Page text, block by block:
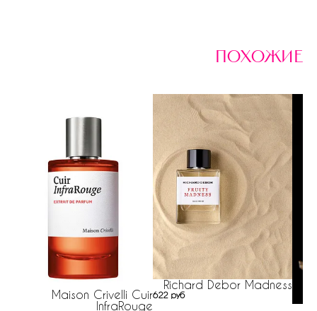
похожие
Maison Crivelli Cuir
InfraRouge
Richard Debor Madness
622 руб